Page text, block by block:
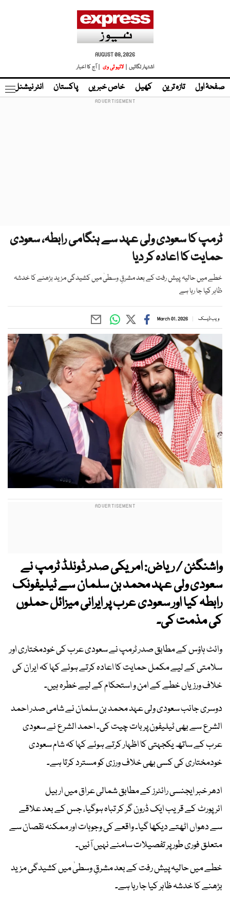
AUGUST 08, 2026
اشتہار لگائیں |
لائیو ٹی وی | آج کا اخبار
صفحۂ اول تازہ ترین کھیل خاص خبریں پاکستان انٹر نیشنل
ٹرمپ کا سعودی ولی عہد سے ہنگامی رابطہ، سعودی
حمایت کا اعادہ کر دیا
خطے میں حالیہ پیش رفت کے بعد مشرقِ وسطیٰ میں کشیدگی مزید بڑھنے کا خدشہ
ظاہر کیا جا رہا ہے
ویب ڈیسک March 01, 2026
واشنگٹن / ریاض: امریکی صدر ڈونلڈ ٹرمپ نے
سعودی ولی عہد محمد بن سلمان سے ٹیلیفونک
رابطہ کیا اور سعودی عرب پر ایرانی میزائل حملوں
کی مذمت کی۔
وائٹ ہاؤس کے مطابق صدر ٹرمپ نے سعودی عرب کی خودمختاری اور
سلامتی کے لیے مکمل حمایت کا اعادہ کرتے ہوئے کہا کہ ایران کی
خلاف ورزیاں خطے کے امن و استحکام کے لیے خطرہ ہیں۔
دوسری جانب سعودی ولی عہد محمد بن سلمان نے شامی صدر احمد
الشرع سے بھی ٹیلیفون پر بات چیت کی۔ احمد الشرع نے سعودی
عرب کے ساتھ یکجہتی کا اظہار کرتے ہوئے کہا کہ شام سعودی
خودمختاری کی کسی بھی خلاف ورزی کو مسترد کرتا ہے۔
ادھر خبر ایجنسی رائٹرز کے مطابق شمالی عراق میں اربیل
ائرپورٹ کے قریب ایک ڈرون گر کر تباہ ہوگیا، جس کے بعد علاقے
سے دھواں اٹھتے دیکھا گیا۔ واقعے کی وجوہات اور ممکنہ نقصان سے
متعلق فوری طور پر تفصیلات سامنے نہیں آئیں۔
خطے میں حالیہ پیش رفت کے بعد مشرقِ وسطیٰ میں کشیدگی مزید
بڑھنے کا خدشہ ظاہر کیا جا رہا ہے۔